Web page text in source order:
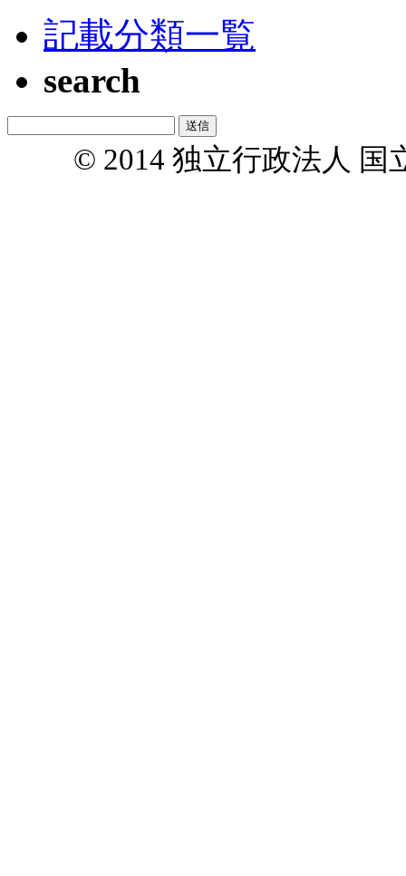
記載分類一覧
search
© 2014 独立行政法人 国